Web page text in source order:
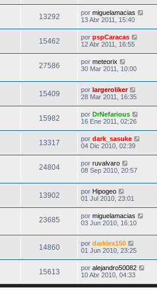
13292 por miguelamacias
13 Abr 2011, 15:40
15462 por pspCaracas
12 Abr 2011, 16:55
27586 por meteorix
30 Mar 2011, 10:00
15409 por largeroliker
28 Mar 2011, 16:35
15982 por DrNefarious
16 Ene 2011, 02:26
13317 por dark_sasuke
04 Dic 2010, 02:39
24804 por ruvalvaro
08 Sep 2010, 20:57
13902 por Hipogeo
01 Jul 2010, 23:01
23685 por miguelamacias
03 Jun 2010, 16:10
14860 por darklex150
01 Jun 2010, 23:25
15613 por alejandro50082
10 Abr 2010, 04:33